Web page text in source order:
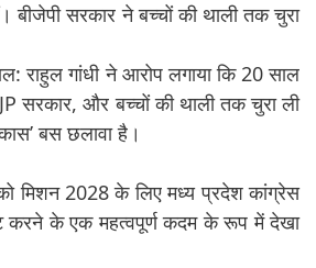
बीजेपी सरकार ने बच्चों की थाली तक चुरा
राहुल गांधी ने आरोप लगाया कि 20 साल
सरकार, और बच्चों की थाली तक चुरा ली
बस छलावा है।
मिशन 2028 के लिए मध्य प्रदेश कांग्रेस
के एक महत्वपूर्ण कदम के रूप में देखा